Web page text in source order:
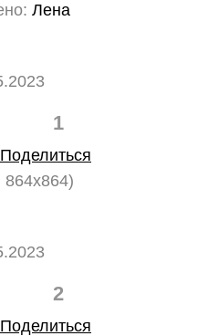
Лена
1
Поделиться
864x864)
2
Поделиться